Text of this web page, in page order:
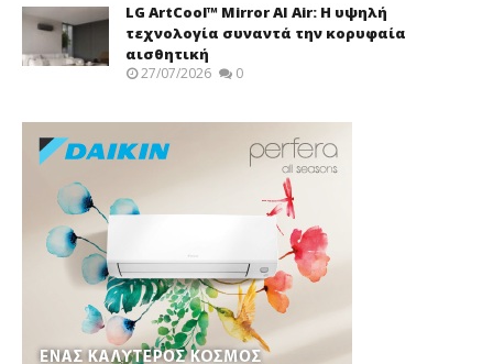
LG ArtCool™ Mirror AI Air: Η υψηλή
τεχνολογία συναντά την κορυφαία
αισθητική
27/07/2026 0